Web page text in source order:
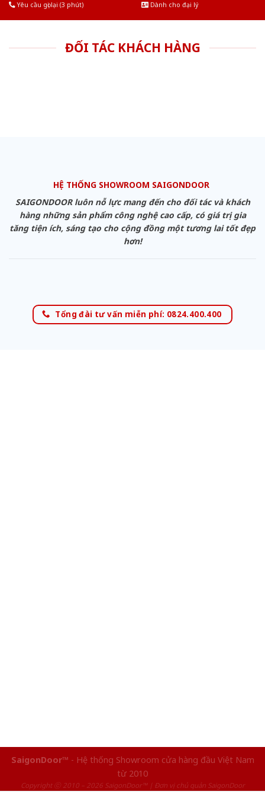
Yêu cầu gọi lại (3 phút)
Dành cho đại lý
ĐỐI TÁC KHÁCH HÀNG
HỆ THỐNG SHOWROOM SAIGONDOOR
SAIGONDOOR luôn nỗ lực mang đến cho đối tác và khách
hàng những sản phẩm công nghệ cao cấp, có giá trị gia
tăng tiện ích, sáng tạo cho cộng đồng một tương lai tốt đẹp
hơn!
Tổng đài tư vấn miễn phí: 0824.400.400
SaigonDoor™ - Hệ thống Showroom cửa hàng đầu Việt Nam
từ 2010
Copyright ⓒ 2010 – 2026 SaigonDoor™ | Đơn vị chủ quản SaigonDoor